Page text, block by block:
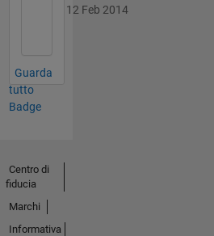
12 Feb 2014
Guarda
tutto
Badge
Centro di
fiducia
Marchi
Informativa